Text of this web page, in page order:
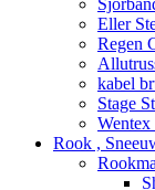
Eller
Regen
kabel
Stage
Wentex
Rook ,